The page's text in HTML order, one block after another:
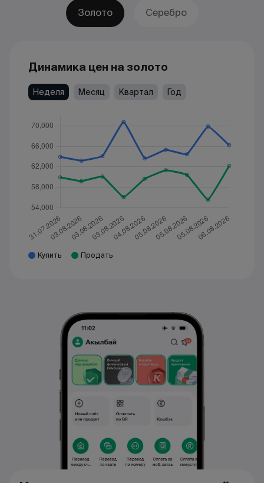
Золото Серебро
Динамика цен на золото
Неделя Месяц Квартал Год
Купить Продать